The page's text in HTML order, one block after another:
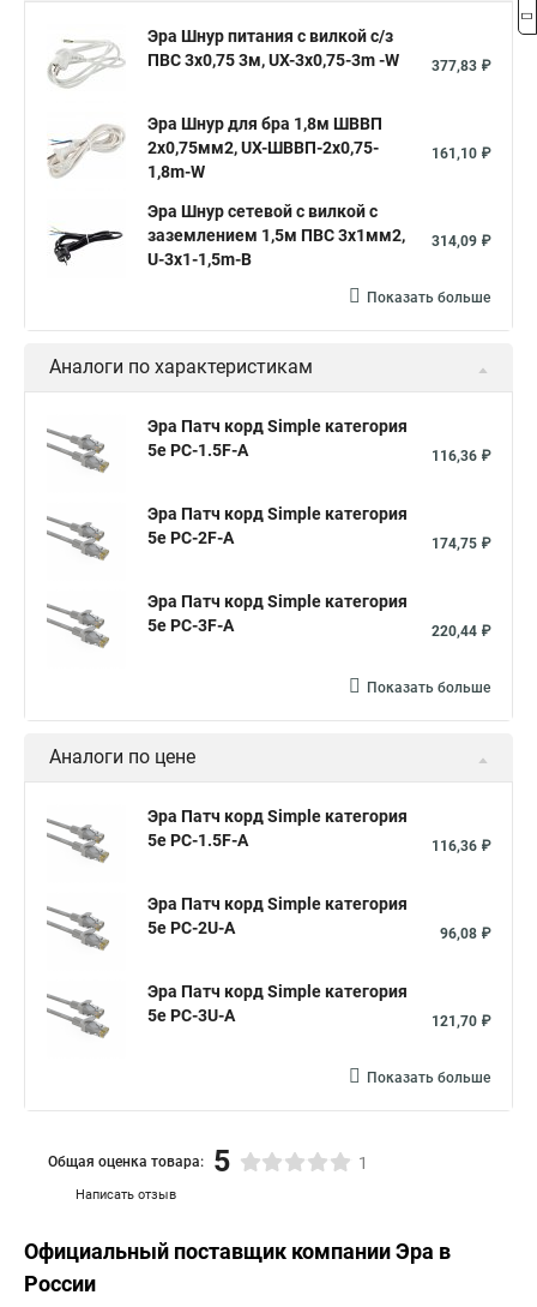
Эра Шнур питания с вилкой с/з
ПВС 3x0,75 3м, UX-3x0,75-3m -W
377,83 ₽
Эра Шнур для бра 1,8м ШВВП
2x0,75мм2, UX-ШВВП-2x0,75-
1,8m-W
161,10 ₽
Эра Шнур сетевой с вилкой с
заземлением 1,5м ПВС 3x1мм2,
U-3x1-1,5m-B
314,09 ₽
Показать больше
Аналоги по характеристикам
Эра Патч корд Simple категория
5e PC-1.5F-A
116,36 ₽
Эра Патч корд Simple категория
5e PC-2F-A
174,75 ₽
Эра Патч корд Simple категория
5e PC-3F-A
220,44 ₽
Показать больше
Аналоги по цене
Эра Патч корд Simple категория
5e PC-1.5F-A
116,36 ₽
Эра Патч корд Simple категория
5e PC-2U-A
96,08 ₽
Эра Патч корд Simple категория
5e PC-3U-A
121,70 ₽
Показать больше
Написать отзыв
Общая оценка товара: 5 1
Официальный поставщик компанииЭра в
России